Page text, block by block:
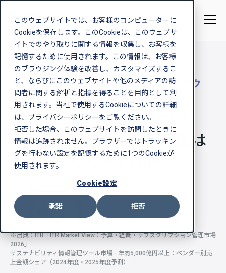
このウェブサイトでは、お客様のコンピューターに
Cookieを保存します。このCookieは、このウェブサ
イトでのやり取りに関する情報を収集し、お客様を
記憶するために使用されます。この情報は、お客様
のブラウジング体験を改善し、カスタマイズするこ
と、ならびにこのウェブサイトや他のメディアの訪
問者に関する解析と指標を得ることを目的として利
用されます。当社で使用するCookieについての詳細
は、 プライバシーポリシーをご覧ください。
拒否した場合、このウェブサイトを訪問したときに
情報は追跡されません。ブラウザーではトラッキン
グを行わない設定を記憶するために1つのCookieが
使用されます。
Cookie設定
承諾 拒否
サステナビリティ情報開示のベストプラク
ティス
ISSB・SSBJ・CSRD対応を
もっとスムーズに。解決策は
サステナビリティERP
※出典：ITR「ITR Market View：予算・経費・サブスクリプション管理市場
2026」
サステナビリティ情報管理ツール市場 - 年商5,000億円以上：ベンダー別売
上金額シェア（2024年度・2025年度予測）